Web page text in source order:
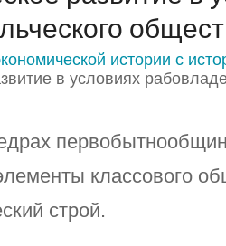
истории с
в условиях
классового
строй.